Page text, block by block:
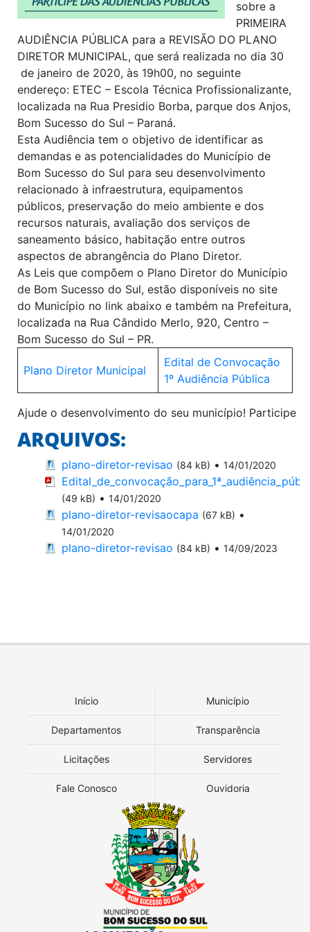
sobre a
PRIMEIRA
AUDIÊNCIA PÚBLICA para a REVISÃO DO PLANO
DIRETOR MUNICIPAL, que será realizada no dia 30
de janeiro de 2020, às 19h00, no seguinte
endereço: ETEC – Escola Técnica Profissionalizante,
localizada na Rua Presidio Borba, parque dos Anjos,
Bom Sucesso do Sul – Paraná.
Esta Audiência tem o objetivo de identificar as
demandas e as potencialidades do Município de
Bom Sucesso do Sul para seu desenvolvimento
relacionado à infraestrutura, equipamentos
públicos, preservação do meio ambiente e dos
recursos naturais, avaliação dos serviços de
saneamento básico, habitação entre outros
aspectos de abrangência do Plano Diretor.
As Leis que compõem o Plano Diretor do Município
de Bom Sucesso do Sul, estão disponíveis no site
do Município no link abaixo e também na Prefeitura,
localizada na Rua Cândido Merlo, 920, Centro –
Bom Sucesso do Sul – PR.
Plano Diretor Municipal
Edital de Convocação
1º Audiência Pública
Ajude o desenvolvimento do seu município! Participe
ARQUIVOS:
plano-diretor-revisao (84 kB) • 14/01/2020
(49 kB) • 14/01/2020
plano-diretor-revisaocapa (67 kB) •
14/01/2020
plano-diretor-revisao (84 kB) • 14/09/2023
Início Município
Departamentos Transparência
Licitações Servidores
Fale Conosco Ouvidoria